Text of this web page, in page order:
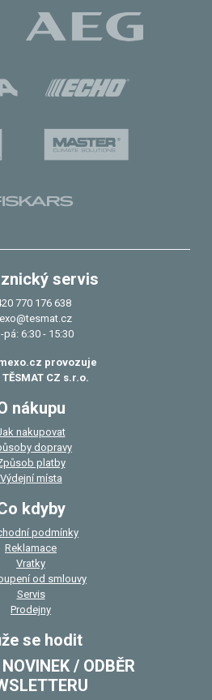
servis
770 176 638
pá: 6:30 - 15:30
provozuje
CZ s.r.o.
nákupu
nakupovat
dopravy
platby
Výdejní místa
kdyby
podmínky
Reklamace
Vratky
od smlouvy
Servis
Prodejny
se hodit
/ ODBĚR